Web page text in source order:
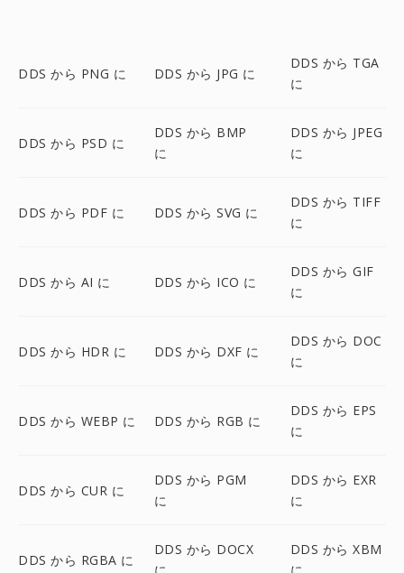
DDS から PNG に DDS から JPG に
DDS から TGA
に
DDS から PSD に
DDS から BMP
に
DDS から JPEG
に
DDS から PDF に DDS から SVG に
DDS から TIFF
に
DDS から AI に DDS から ICO に
DDS から GIF
に
DDS から HDR に DDS から DXF に
DDS から DOC
に
DDS から WEBP に DDS から RGB に
DDS から EPS
に
DDS から CUR に
DDS から PGM
に
DDS から EXR
に
DDS から RGBA に
DDS から DOCX
DDS から XBM